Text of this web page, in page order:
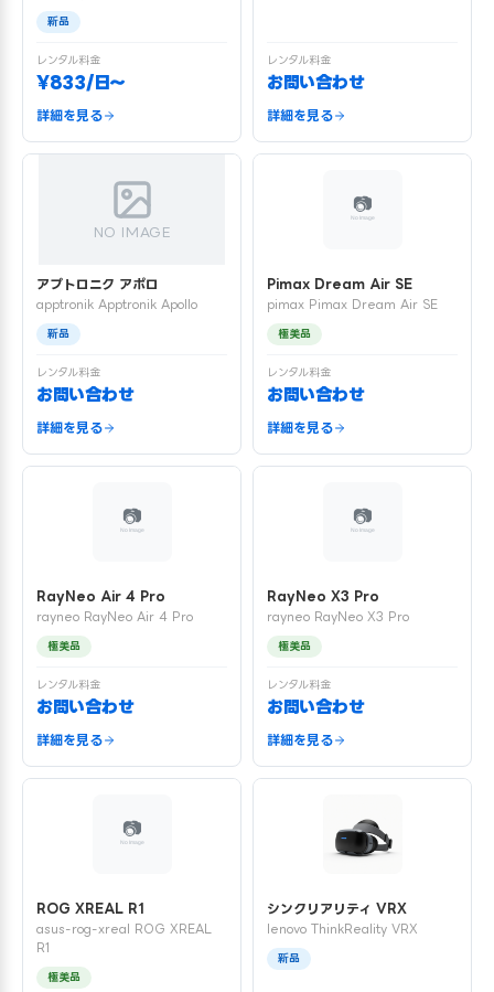
新品
レンタル料金
¥833/日〜
詳細を見る
レンタル料金
お問い合わせ
詳細を見る
NO IMAGE
アプトロニク アポロ
apptronik Apptronik Apollo
新品
レンタル料金
お問い合わせ
詳細を見る
Pimax Dream Air SE
pimax Pimax Dream Air SE
極美品
レンタル料金
お問い合わせ
詳細を見る
RayNeo Air 4 Pro
rayneo RayNeo Air 4 Pro
極美品
レンタル料金
お問い合わせ
詳細を見る
RayNeo X3 Pro
rayneo RayNeo X3 Pro
極美品
レンタル料金
お問い合わせ
詳細を見る
ROG XREAL R1
asus-rog-xreal ROG XREAL
R1
極美品
シンクリアリティ VRX
lenovo ThinkReality VRX
新品